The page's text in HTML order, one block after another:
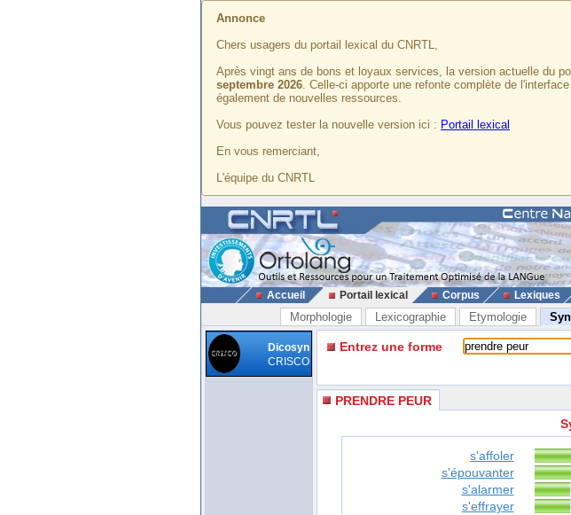
Annonce
Chers usagers du portail lexical du CNRTL,
Après vingt ans de bons et loyaux services, la version actuelle du
septembre 2026. Celle-ci apporte une refonte complète de
également de nouvelles ressources.
Vous pouvez tester la nouvelle version ici : Portail lexical
En vous remerciant,
L'équipe du CNRTL
Accueil Portail lexical Corpus Lexiques
Morphologie Lexicographie Etymologie
Dicosyn
CRISCO
Entrez une forme
PRENDRE PEUR
s'affoler
s'épouvanter
s'alarmer
s'effrayer